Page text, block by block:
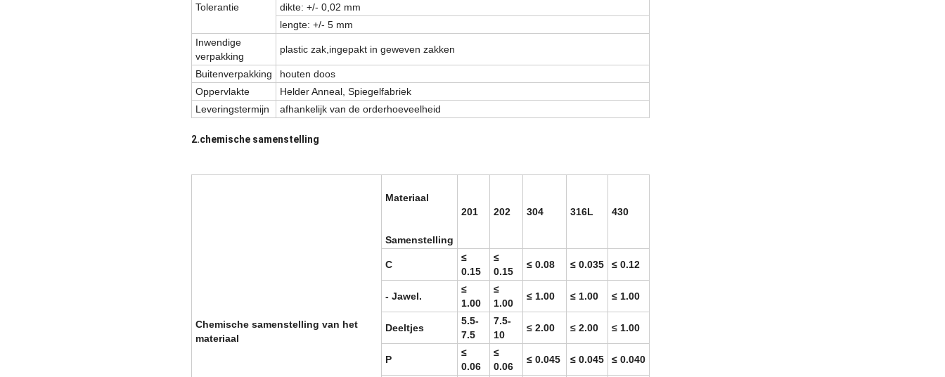
Tolerantie
dikte: +/- 0,02 mm
lengte: +/- 5 mm
Inwendige
verpakking
plastic zak,ingepakt in geweven zakken
Buitenverpakking
houten doos
Oppervlakte
Helder Anneal, Spiegelfabriek
Leveringstermijn
afhankelijk van de orderhoeveelheid
2.chemische samenstelling
Chemische samenstelling van het
materiaal
Materiaal
Samenstelling
201 202 304 316L 430
C
≤
0.15
≤
0.15
≤ 0.08 ≤ 0.035 ≤ 0.12
- Jawel.
≤
1.00
≤
1.00
≤ 1.00 ≤ 1.00 ≤ 1.00
Deeltjes
5.5-
7.5
7.5-
10
≤ 2.00 ≤ 2.00 ≤ 1.00
P
≤
0.06
≤
0.06
≤ 0.045 ≤ 0.045 ≤ 0.040